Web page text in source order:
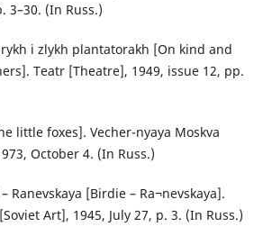
3–30. (In Russ.)
i zlykh plantatorakh [On kind and
Teatr [Theatre], 1949, issue 12, pp.
little foxes]. Vecher-nyaya Moskva
October 4. (In Russ.)
Ranevskaya [Birdie – Ra¬nevskaya].
Art], 1945, July 27, p. 3. (In Russ.)